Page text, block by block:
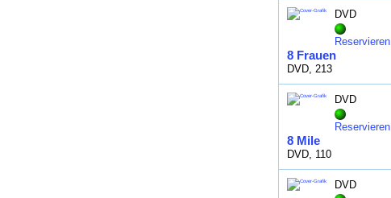
DVD
Reservieren
8 Frauen
DVD, 213
DVD
Reservieren
8 Mile
DVD, 110
DVD